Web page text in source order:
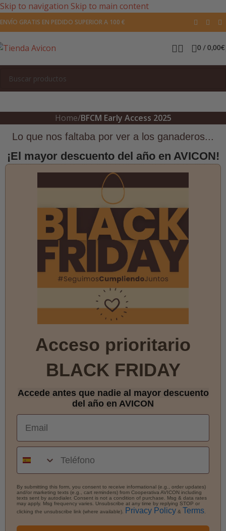
Skip to navigation Skip to main content
ENVÍO GRATIS EN PEDIDO SUPERIOR A 100 €
0 / 0,00€
Home/BFCM Early Access 2025
Lo que nos faltaba por ver a los ganaderos...
¡El mayor descuento del año en AVICON!
Acceso prioritario
BLACK FRIDAY
Accede antes que nadie al mayor descuento
del año en AVICON
Email
Teléfono
By submitting this form, you consent to receive informational (e.g., order updates)
and/or marketing texts (e.g., cart reminders) from Cooperativa AVICON including
texts sent by autodialer. Consent is not a condition of purchase. Msg & data rates
may apply. Msg frequency varies. Unsubscribe at any time by replying STOP or
clicking the unsubscribe link (where available).
Privacy Policy & Terms